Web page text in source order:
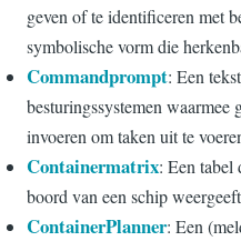
geven of te identificeren met
symbolische vorm die
Commandprompt: Een
besturingssystemen waarmee
invoeren om taken uit te
Containermatrix: Een tabel
boord van een schip
ContainerPlanner: Een